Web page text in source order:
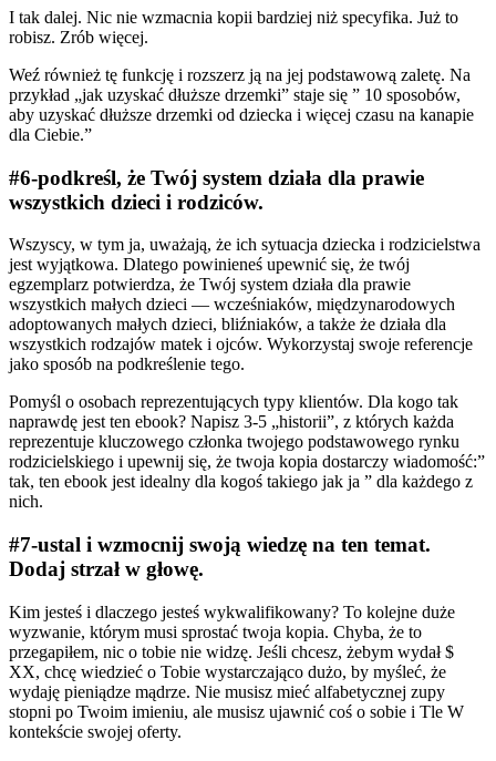
I tak dalej. Nic nie wzmacnia kopii bardziej niż specyfika. Już to
robisz. Zrób więcej.
Weź również tę funkcję i rozszerz ją na jej podstawową zaletę. Na
przykład „jak uzyskać dłuższe drzemki” staje się ” 10 sposobów,
aby uzyskać dłuższe drzemki od dziecka i więcej czasu na kanapie
dla Ciebie.”
#6-podkreśl, że Twój system działa dla prawie
wszystkich dzieci i rodziców.
Wszyscy, w tym ja, uważają, że ich sytuacja dziecka i rodzicielstwa
jest wyjątkowa. Dlatego powinieneś upewnić się, że twój
egzemplarz potwierdza, że Twój system działa dla prawie
wszystkich małych dzieci — wcześniaków, międzynarodowych
adoptowanych małych dzieci, bliźniaków, a także że działa dla
wszystkich rodzajów matek i ojców. Wykorzystaj swoje referencje
jako sposób na podkreślenie tego.
Pomyśl o osobach reprezentujących typy klientów. Dla kogo tak
naprawdę jest ten ebook? Napisz 3-5 „historii”, z których każda
reprezentuje kluczowego członka twojego podstawowego rynku
rodzicielskiego i upewnij się, że twoja kopia dostarczy wiadomość:”
tak, ten ebook jest idealny dla kogoś takiego jak ja ” dla każdego z
nich.
#7-ustal i wzmocnij swoją wiedzę na ten temat.
Dodaj strzał w głowę.
Kim jesteś i dlaczego jesteś wykwalifikowany? To kolejne duże
wyzwanie, którym musi sprostać twoja kopia. Chyba, że to
przegapiłem, nic o tobie nie widzę. Jeśli chcesz, żebym wydał $
XX, chcę wiedzieć o Tobie wystarczająco dużo, by myśleć, że
wydaję pieniądze mądrze. Nie musisz mieć alfabetycznej zupy
stopni po Twoim imieniu, ale musisz ujawnić coś o sobie i Tle W
kontekście swojej oferty.